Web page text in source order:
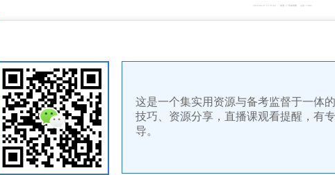
2018-06-27 12:35:04 来源：广州成考网 点击：10W+
这是一个集实用资源与备考监督于一体
技巧、资源分享，直播课观看提醒，有
导。